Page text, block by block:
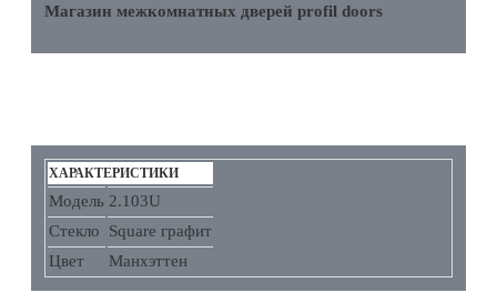
Магазин межкомнатных дверей profil doors
ХАРАКТЕРИСТИКИ
Модель 2.103U
Стекло
Square графит
Цвет
Манхэттен